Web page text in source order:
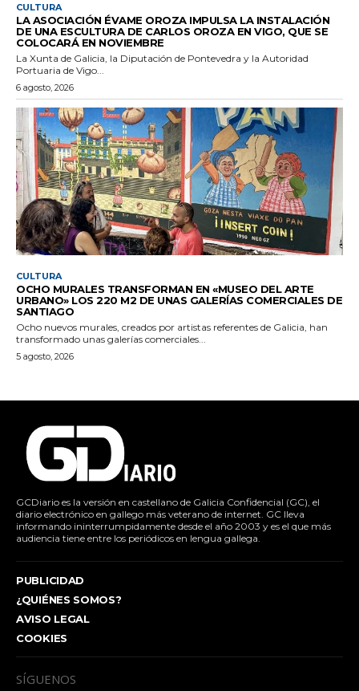
CULTURA
LA ASOCIACIÓN ÉVAME OROZA IMPULSA LA INSTALACIÓN
DE UNA ESCULTURA DE CARLOS OROZA EN VIGO, QUE SE
COLOCARÁ EN NOVIEMBRE
La Xunta de Galicia, la Diputación de Pontevedra y la Autoridad
Portuaria de Vigo...
6 agosto, 2026
CULTURA
OCHO MURALES TRANSFORMAN EN «MUSEO DEL ARTE
URBANO» LOS 220 M2 DE UNAS GALERÍAS COMERCIALES DE
SANTIAGO
Ocho nuevos murales, creados por artistas referentes de Galicia, han
transformado unas galerías comerciales...
5 agosto, 2026
GCDiario es la versión en castellano de Galicia Confidencial (GC), el
diario electrónico en gallego más veterano de internet. GC lleva
informando ininterrumpidamente desde el año 2003 y es el que más
audiencia tiene entre los periódicos en lengua gallega.
PUBLICIDAD
¿QUIÉNES SOMOS?
AVISO LEGAL
COOKIES
SÍGUENOS